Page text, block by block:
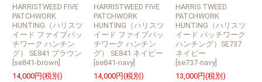
HARRISTWEED FIVE
PATCHWORK
HUNTING（ハリスツ
イード ファイブパッ
チワーク ハンチン
グ） SE841 ブラウン
se841-brown
14,000円(税別)
HARRISTWEED FIVE
PATCHWORK
HUNTING（ハリスツ
イード ファイブパッ
チワーク ハンチン
グ） SE841 ネイビー
se841-navy]
14,000円(税別)
HARRIS TWEED
PATCHWORK
HUNTING（ハリスツ
イード パッチワーク
ハンチング）SE737
ネイビー
se737-navy]
13,000円(税別)